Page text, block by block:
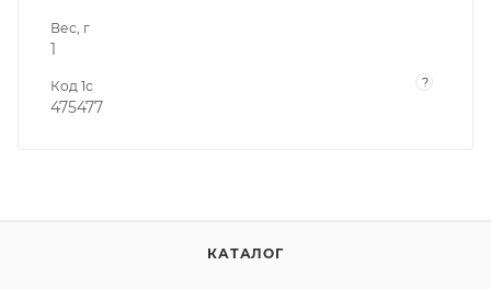
Вес, г
1
Код 1с ?
475477
КАТАЛОГ